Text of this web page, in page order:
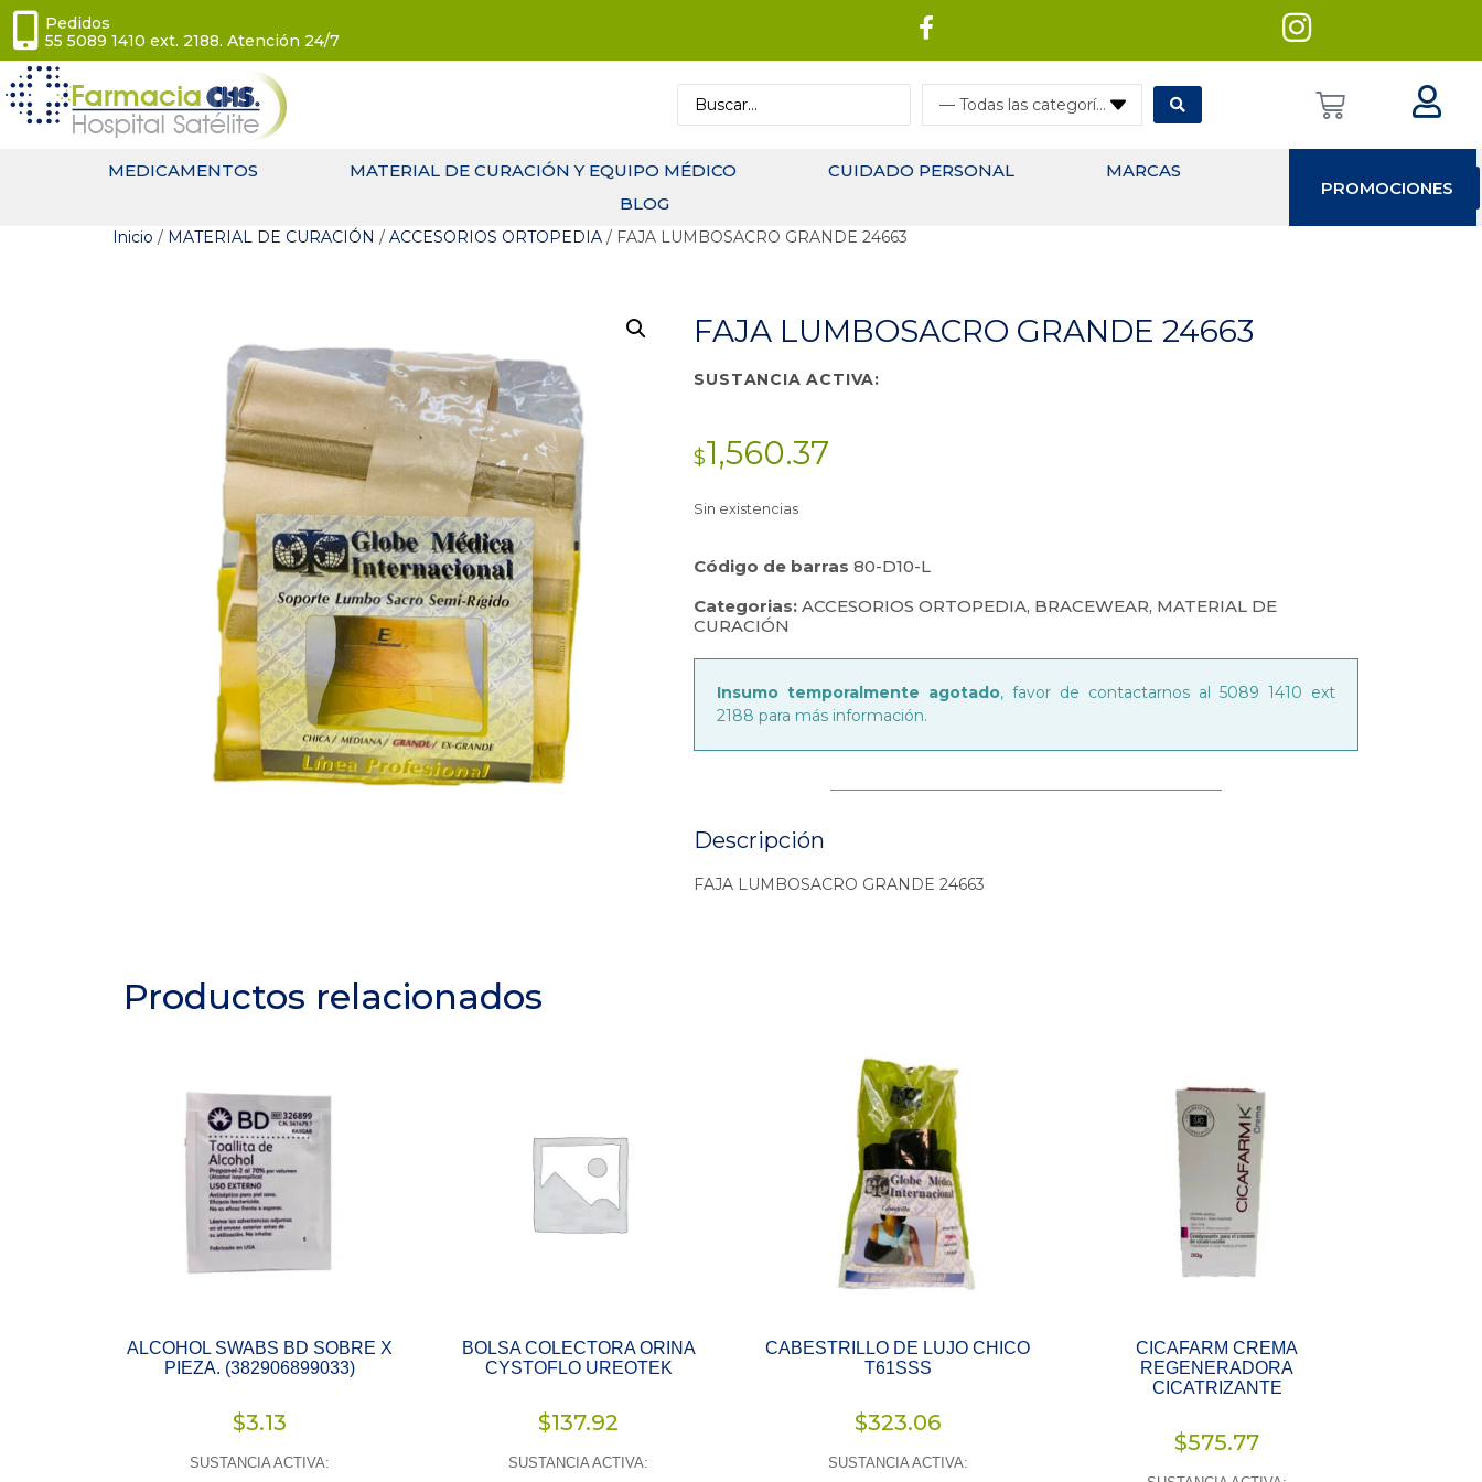
Pedidos
55 5089 1410 ext. 2188. Atención 24/7
— Todas las categorías
MEDICAMENTOS MATERIAL DE CURACIÓN Y EQUIPO MÉDICO CUIDADO PERSONAL
MARCAS
BLOG
PROMOCIONES
Inicio / MATERIAL DE CURACIÓN / ACCESORIOS ORTOPEDIA / FAJA LUMBOSACRO GRANDE 24663
FAJA LUMBOSACRO GRANDE 24663
SUSTANCIA ACTIVA:
$1,560.37
Sin existencias
Código de barras80-D10-L
Categorias: ACCESORIOS ORTOPEDIA, BRACEWEAR, MATERIAL DE
CURACIÓN
Insumo temporalmente agotado, favor de contactarnos al 5089 1410 ext
2188 para más información.
Descripción
FAJA LUMBOSACRO GRANDE 24663
Productos relacionados
ALCOHOL SWABS BD SOBRE X
PIEZA. (382906899033)
$3.13
SUSTANCIA ACTIVA:
BOLSA COLECTORA ORINA
CYSTOFLO UREOTEK
$137.92
SUSTANCIA ACTIVA:
CABESTRILLO DE LUJO CHICO
T61SSS
$323.06
SUSTANCIA ACTIVA:
CICAFARM CREMA
REGENERADORA
CICATRIZANTE
$575.77